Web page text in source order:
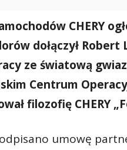
CHERY
dołączył
ze światową
Centrum
filozofię CHERY
umowę